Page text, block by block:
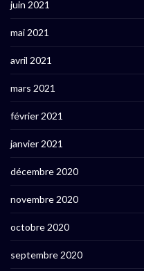
juin 2021
mai 2021
avril 2021
mars 2021
février 2021
janvier 2021
décembre 2020
novembre 2020
octobre 2020
septembre 2020